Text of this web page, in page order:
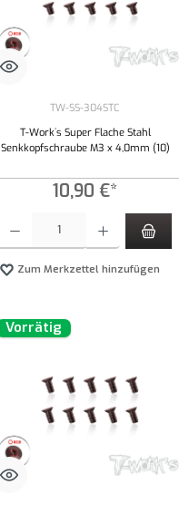
TW-SS-304STC
T-Work´s Super Flache Stahl
Senkkopfschraube M3 x 4,0mm (10)
10,90 €*
Zum Merkzettel hinzufügen
Vorrätig